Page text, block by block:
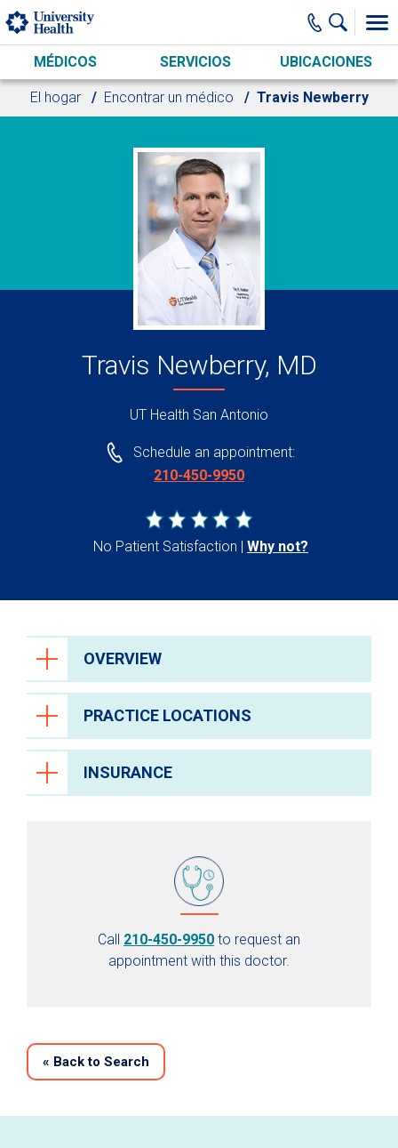
Skip to main content
MÉDICOS SERVICIOS UBICACIONES
El hogar Encontrar un médico Travis Newberry
Travis Newberry, MD
UT Health San Antonio
Schedule an appointment:
210-450-9950
No Patient Satisfaction Why not?
OVERVIEW
PRACTICE LOCATIONS
INSURANCE
Call 210-450-9950 to request an
appointment with this doctor.
« Back to Search